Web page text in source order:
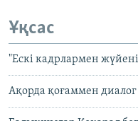
Ұқсас
"Ескі кадрлармен
Ақорда қоғаммен диалог